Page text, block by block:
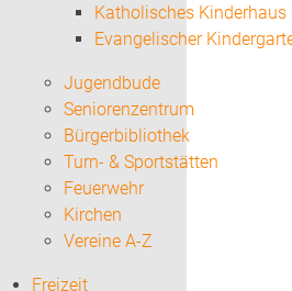
Katholisches
Evangelischer
Jugendbude
Seniorenzentrum
Bürgerbibliothek
Turn- & Sportstätten
Feuerwehr
Kirchen
Vereine A-Z
Freizeit